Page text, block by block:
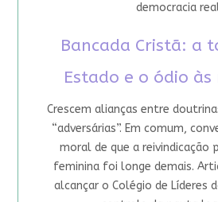
democracia
Bancada Cristã: a
Estado e o ódio
Crescem alianças entre
“adversárias”. Em comum,
moral de que a reivindicação
feminina foi longe demais.
alcançar o Colégio de Líderes